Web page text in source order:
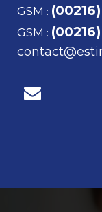
GSM :
GSM :